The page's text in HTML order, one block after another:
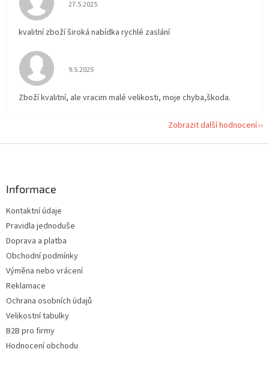
27.5.2025
kvalitní zboží široká nabídka rychlé zaslání
Hodnocení obchodu je 5 z 5 hvězdiček.
9.5.2025
Zboží kvalitní, ale vracim malé velikosti, moje chyba,škoda.
Zobrazit další hodnocení
Informace
Kontaktní údaje
Pravidla jednoduše
Doprava a platba
Obchodní podmínky
Výměna nebo vrácení
Reklamace
Ochrana osobních údajů
Velikostní tabulky
B2B pro firmy
Hodnocení obchodu